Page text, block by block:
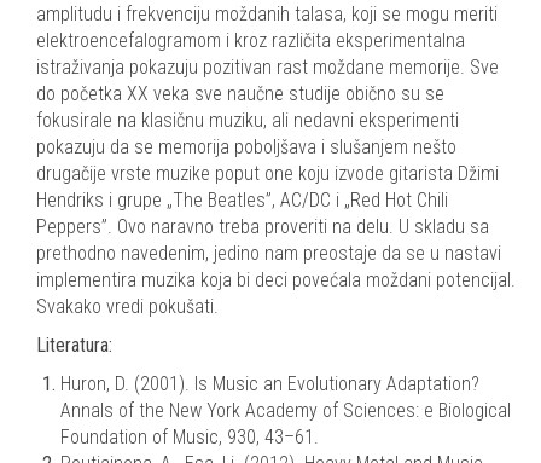
amplitudu i frekvenciju moždanih talasa, koji se mogu meriti
elektroencefalogramom i kroz različita eksperimentalna
istraživanja pokazuju pozitivan rast moždane memorije. Sve
do početka XX veka sve naučne studije obično su se
fokusirale na klasičnu muziku, ali nedavni eksperimenti
pokazuju da se memorija poboljšava i slušanjem nešto
drugačije vrste muzike poput one koju izvode gitarista Džimi
Hendriks i grupe „The Beatles”, AC/DC i „Red Hot Chili
Peppers”. Ovo naravno treba proveriti na delu. U skladu sa
prethodno navedenim, jedino nam preostaje da se u nastavi
implementira muzika koja bi deci povećala moždani potencijal.
Svakako vredi pokušati.
Literatura:
Huron, D. (2001). Is Music an Evolutionary Adaptation?
Annals of the New York Academy of Sciences: e Biological
Foundation of Music, 930, 43–61.